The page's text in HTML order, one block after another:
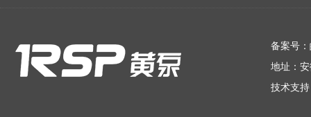
备案号：
地址：
技术支